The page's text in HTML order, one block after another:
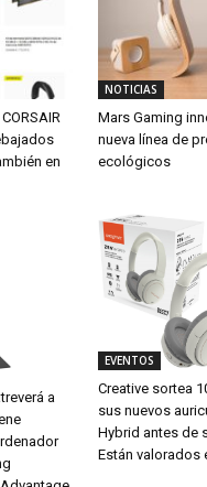
en
NOTICIAS
Mars Gaming
nueva línea de
ecológicos
a
EVENTOS
Creative sortea
sus nuevos
Hybrid antes de
Están valorados